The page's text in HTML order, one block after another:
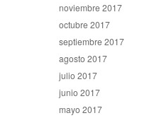
noviembre 2017
octubre 2017
septiembre 2017
agosto 2017
julio 2017
junio 2017
mayo 2017